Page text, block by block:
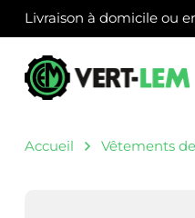
Livraison à domicile ou
Accueil Vêtements